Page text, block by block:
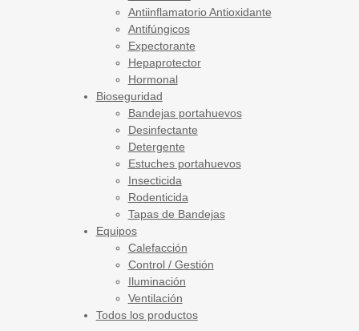
Antiinflamatorio Antioxidante
Antifúngicos
Expectorante
Hepaprotector
Hormonal
Bioseguridad
Bandejas portahuevos
Desinfectante
Detergente
Estuches portahuevos
Insecticida
Rodenticida
Tapas de Bandejas
Equipos
Calefacción
Control / Gestión
Iluminación
Ventilación
Todos los productos